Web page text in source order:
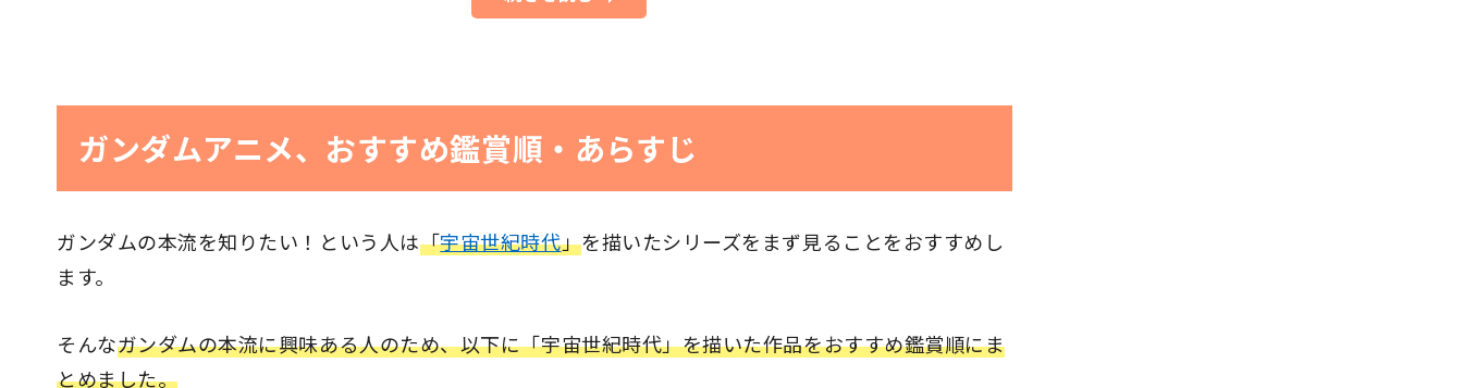
ガンダムアニメ、おすすめ鑑賞順・あらすじ
ガンダムの本流を知りたい！という人は「宇宙世紀時代」を描いたシリーズをまず見ることをおすすめし
ます。
そんなガンダムの本流に興味ある人のため、以下に「宇宙世紀時代」を描いた作品をおすすめ鑑賞順にま
とめました。